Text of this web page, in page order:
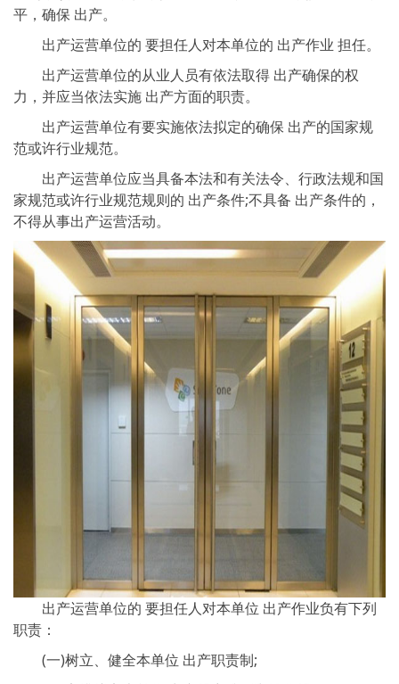
平，确保 出产。
出产运营单位的 要担任人对本单位的 出产作业 担任。
出产运营单位的从业人员有依法取得 出产确保的权
力，并应当依法实施 出产方面的职责。
出产运营单位有要实施依法拟定的确保 出产的国家规
范或许行业规范。
出产运营单位应当具备本法和有关法令、行政法规和国
家规范或许行业规范规则的 出产条件;不具备 出产条件的，
不得从事出产运营活动。
出产运营单位的 要担任人对本单位 出产作业负有下列
职责：
(一)树立、健全本单位 出产职责制;